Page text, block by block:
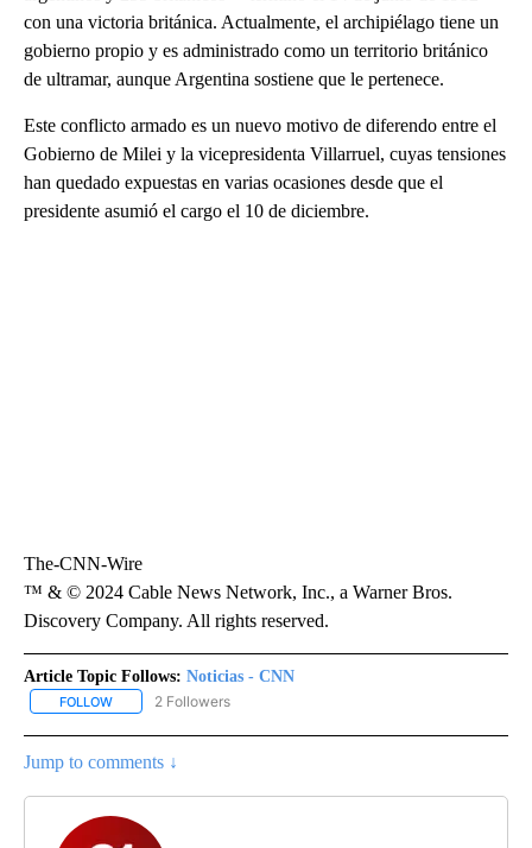
con una victoria británica. Actualmente, el archipiélago tiene un
gobierno propio y es administrado como un territorio británico
de ultramar, aunque Argentina sostiene que le pertenece.
Este conflicto armado es un nuevo motivo de diferendo entre el
Gobierno de Milei y la vicepresidenta Villarruel, cuyas tensiones
han quedado expuestas en varias ocasiones desde que el
presidente asumió el cargo el 10 de diciembre.
The-CNN-Wire
™ & © 2024 Cable News Network, Inc., a Warner Bros.
Discovery Company. All rights reserved.
Article Topic Follows: Noticias - CNN
FOLLOW FOLLOW "NOTICIAS - CNN" TO RECEIVE NOTIFICATIONS ABOUT
2 Followers
Jump to comments ↓